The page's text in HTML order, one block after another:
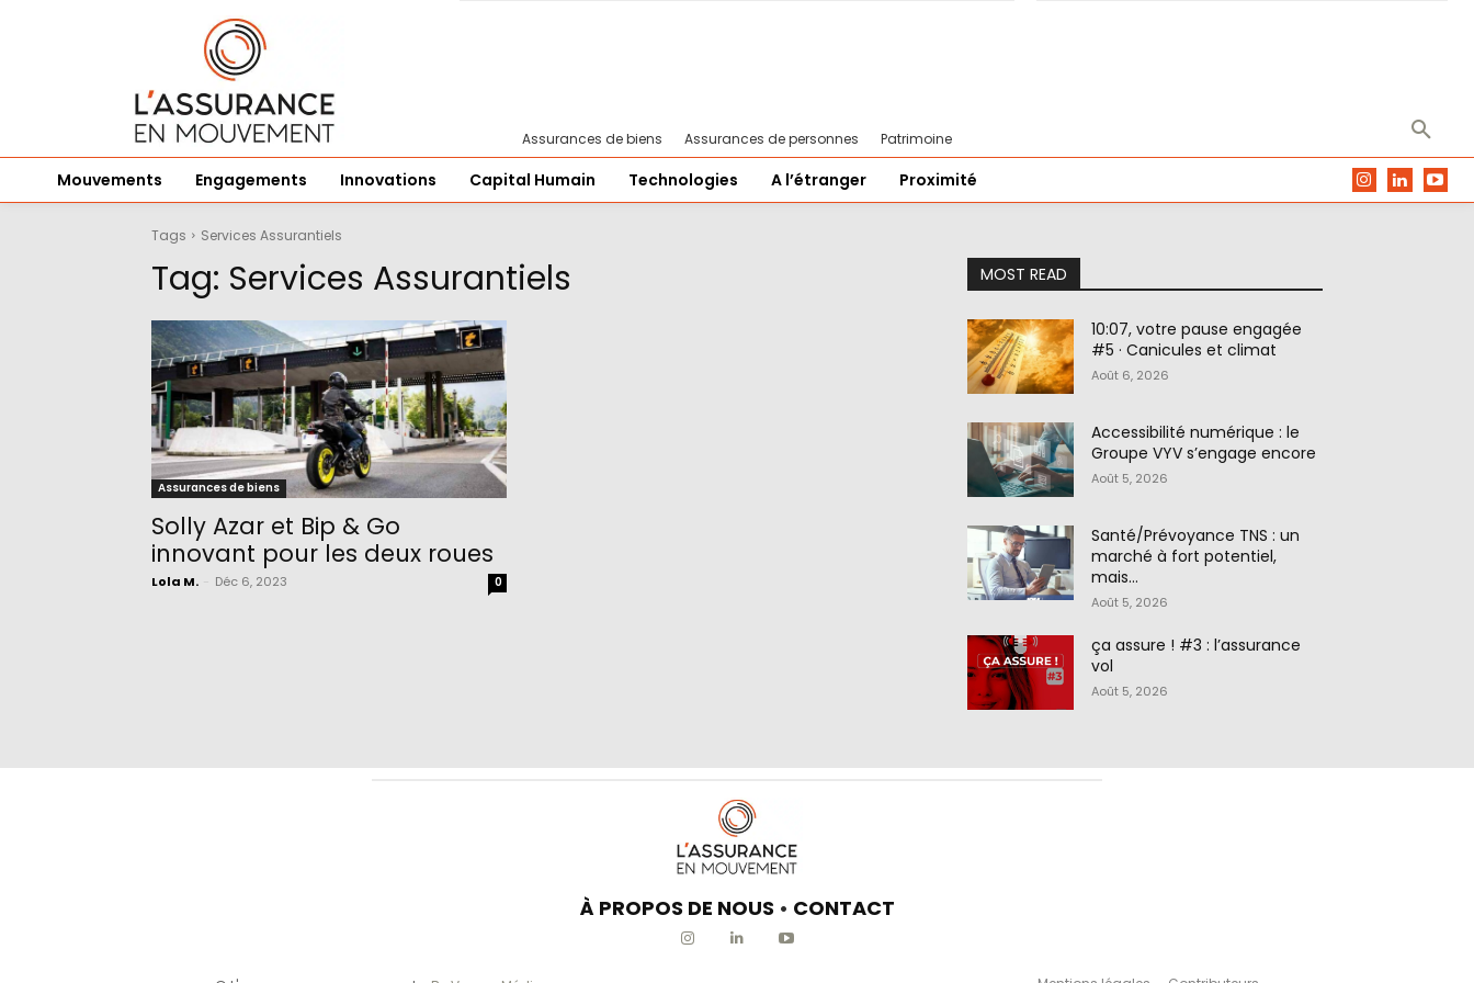
Assurances de biens Assurances de personnes Patrimoine
Mouvements Engagements Innovations Capital Humain Technologies A l’étranger Proximité
Tags Services Assurantiels
Tag: Services Assurantiels
Assurances de biens
Solly Azar et Bip & Go
innovant pour les deux roues
Lola M. Déc 6, 2023 0
MOST READ
10:07, votre pause engagée
#5 · Canicules et climat
Août 6, 2026
Accessibilité numérique : le
Groupe VYV s’engage encore
Août 5, 2026
Santé/Prévoyance TNS : un
marché à fort potentiel,
mais…
Août 5, 2026
ça assure ! #3 : l’assurance
vol
Août 5, 2026
À PROPOS DE NOUS • CONTACT